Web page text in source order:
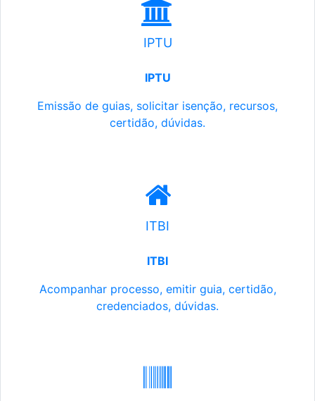
IPTU
IPTU
Emissão de guias, solicitar isenção, recursos,
certidão, dúvidas.
ITBI
ITBI
Acompanhar processo, emitir guia, certidão,
credenciados, dúvidas.